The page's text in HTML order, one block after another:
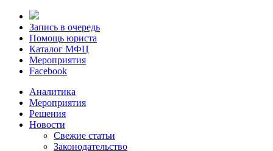
Запись в очередь
Помощь юриста
Каталог МФЦ
Мероприятия
Facebook
Аналитика
Мероприятия
Решения
Новости
Свежие статьи
Законодательство